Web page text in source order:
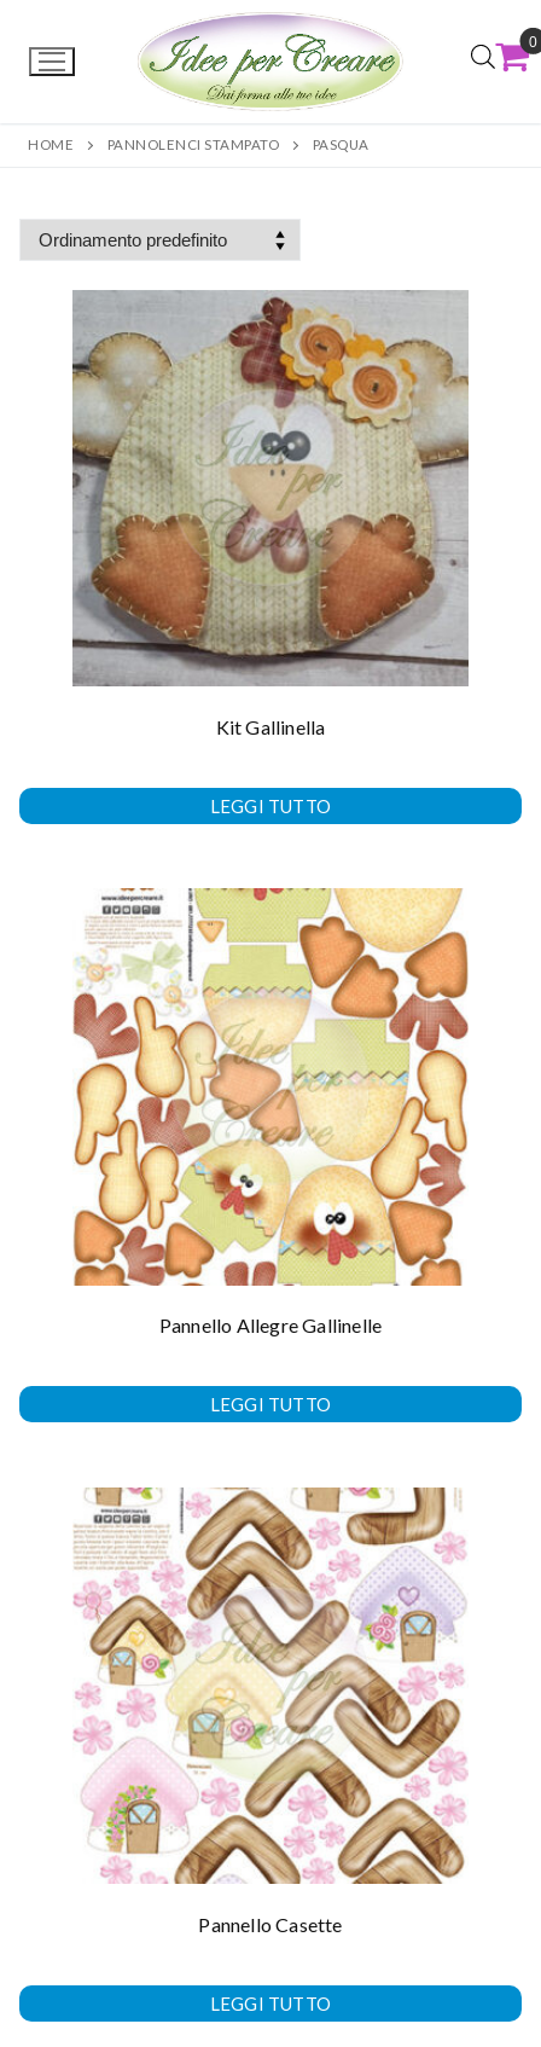
0
HOME PANNOLENCI STAMPATO PASQUA
Kit Gallinella
LEGGI TUTTO
Pannello Allegre Gallinelle
LEGGI TUTTO
Pannello Casette
LEGGI TUTTO